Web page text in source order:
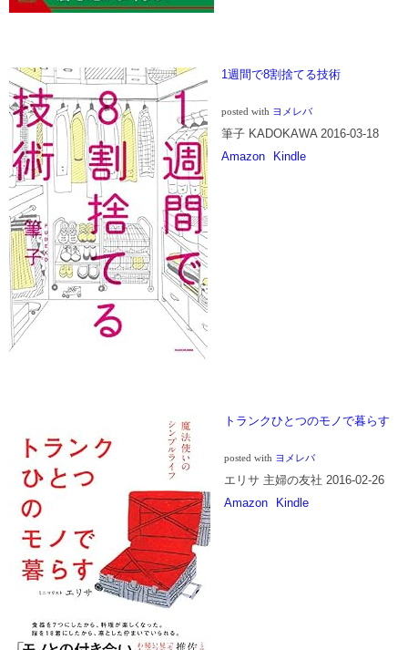
1週間で8割捨てる技術
posted with ヨメレバ
筆子 KADOKAWA 2016-03-18
Amazon
Kindle
トランクひとつのモノで暮らす
posted with ヨメレバ
エリサ 主婦の友社 2016-02-26
Amazon
Kindle